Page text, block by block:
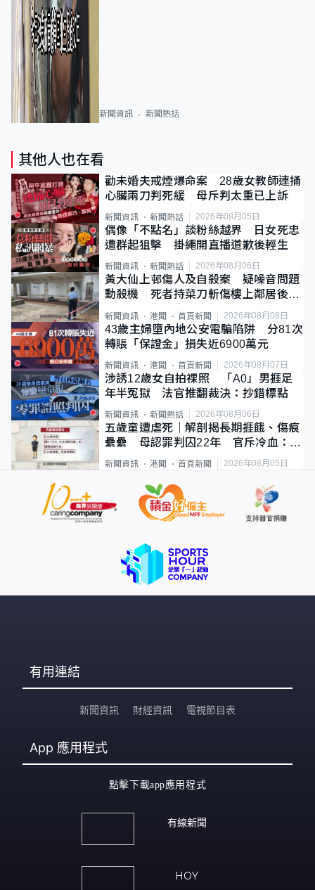
新聞資訊 新聞熱話
其他人也在看
勸未婚夫戒煙爆命案 28歲女教師連捅
心臟兩刀判死緩 母斥判太重已上訴
新聞資訊 新聞熱話 2026年08月05日
偶像「不點名」談粉絲越界 日女死忠
遭群起狙擊 掛繩開直播道歉後輕生
新聞資訊 新聞熱話 2026年08月06日
黃大仙上邨傷人及自殺案 疑噪音問題
動殺機 死者持菜刀斬傷樓上鄰居後墮
新聞資訊 港聞 首頁新聞 2026年08月08日
43歲主婦墮內地公安電騙陷阱 分81次
轉賬「保證金」損失近6900萬元
新聞資訊 港聞 首頁新聞 2026年08月07日
涉誘12歲女自拍祼照 「A0」男捱足
年半冤獄 法官推翻裁決：抄錯標點
新聞資訊 新聞熱話 2026年08月06日
五歲童遭虐死｜解剖揭長期捱餓、傷痕
纍纍 母認罪判囚22年 官斥冷血：同
類案最惡劣
新聞資訊 港聞 首頁新聞 2026年08月05日
有用連結
新聞資訊 財經資訊 電視節目表
App 應用程式
點擊下載app應用程式
有線新聞
HOY